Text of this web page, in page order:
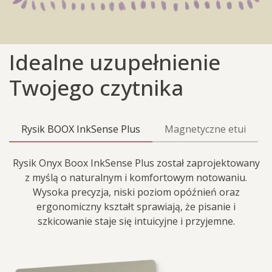
Idealne uzupełnienie
Twojego czytnika
Rysik BOOX InkSense Plus Magnetyczne etui
Rysik Onyx Boox InkSense Plus został zaprojektowany
z myślą o naturalnym i komfortowym notowaniu.
Wysoka precyzja, niski poziom opóźnień oraz
ergonomiczny kształt sprawiają, że pisanie i
szkicowanie staje się intuicyjne i przyjemne.